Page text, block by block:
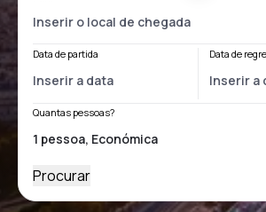
Data de partida Data de
Quantas pessoas?
Procurar